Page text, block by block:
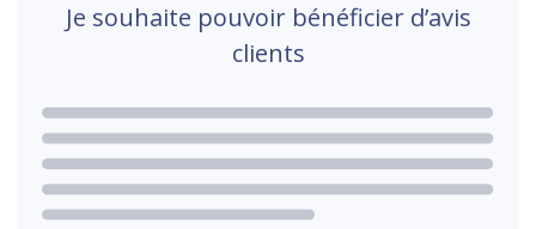
Je souhaite pouvoir bénéficier d’avis
clients